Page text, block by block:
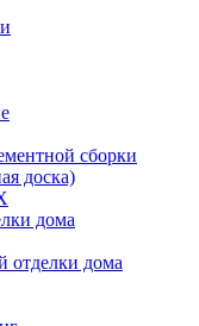
сборки
доска)
дома
отделки дома